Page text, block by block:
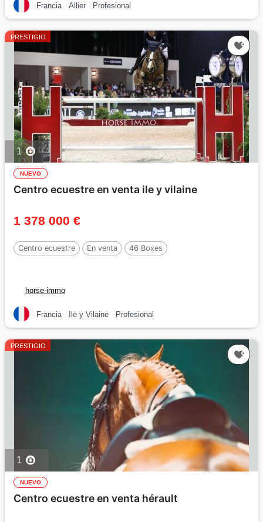
Francia Allier Profesional
PRESTIGIO
1
NUEVO
Centro ecuestre en venta ile y vilaine
1 378 000 €
Centro ecuestre En venta 46 Boxes
horse-immo
Francia Ile y Vilaine Profesional
PRESTIGIO
1
NUEVO
Centro ecuestre en venta hérault